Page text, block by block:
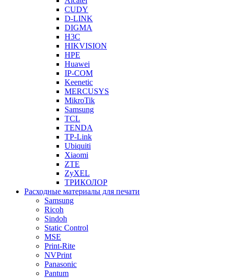
CUDY
D-LINK
DIGMA
H3C
HIKVISION
HPE
Huawei
IP-COM
Keenetic
MERCUSYS
MikroTik
Samsung
TCL
TENDA
TP-Link
Ubiquiti
Xiaomi
ZTE
ZyXEL
ТРИКОЛОР
Расходные материалы для печати
Samsung
Ricoh
Sindoh
Static Control
MSE
Print-Rite
NVPrint
Panasonic
Pantum